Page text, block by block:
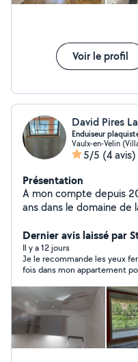
Voir le profil
David Pires
Enduiseur
Vaulx-en-Velin
5/5 (4 avis)
Présentation
A mon compte depuis
ans dans le domaine
Dernier avis laissé par
Il y a 12 jours
Je le recommande les yeux
fois dans mon appartement
impeccable. C'est une personne sérieuse, professionnelle,
ponctuelle, et très gentille. Il
choses correctement, donne
toujours la meilleure solution.
vraiment ravie du résultat et
lui pour de futurs projets. Un